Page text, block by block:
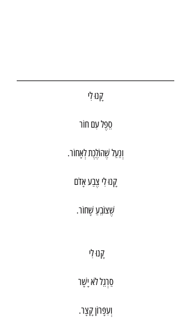
קָנוּ לִי
סֵפֶל עִם חוֹר
וְנַעַל שֶׁהוֹלֶכֶת לְאָחוֹר.
קָנוּ לִי צֶבַע אָדֹם
שֶׁצוֹבֵעַ שָׁחוֹר.
קָנוּ לִי
סַרְגֵל לֹא יָשָׁר
וְעִפָּרוֹן קָצָר.